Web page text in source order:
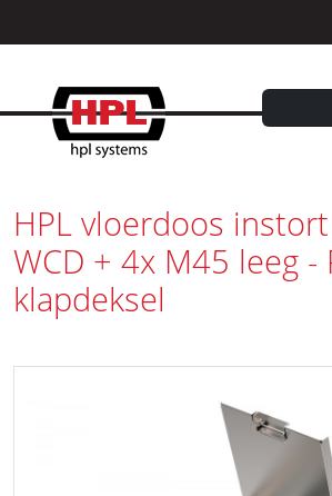
HPL vloerdoos
WCD + 4x M45 leeg -
klapdeksel